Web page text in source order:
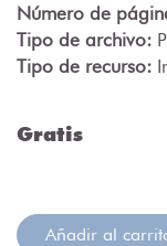
Número de
Tipo de archivo:
Tipo de recurso:
Gratis
Añadir al